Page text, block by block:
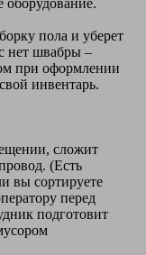
пола и уберет
нет швабры –
при оформлении
инвентарь.
сложит
(Есть
вы сортируете
перед
подготовит